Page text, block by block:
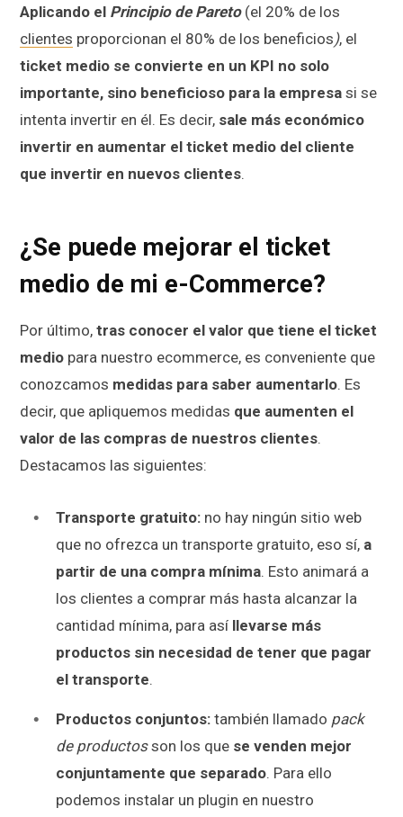
Aplicando el Principio de Pareto(el 20% de los
clientes proporcionan el 80% de los beneficios), el
ticket medio se convierte en un KPI no solo
importante, sino beneficioso para la empresa si se
intenta invertir en él. Es decir, sale más económico
invertir en aumentar el ticket medio del cliente
que invertir en nuevos clientes.
¿Se puede mejorar el ticket
medio de mi e-Commerce?
Por último, tras conocer el valor que tiene el ticket
medio para nuestro ecommerce, es conveniente que
conozcamos medidas para saber aumentarlo. Es
decir, que apliquemos medidas que aumenten el
valor de las compras de nuestros clientes.
Destacamos las siguientes:
Transporte gratuito: no hay ningún sitio web
que no ofrezca un transporte gratuito, eso sí, a
partir de una compra mínima. Esto animará a
los clientes a comprar más hasta alcanzar la
cantidad mínima, para así llevarse más
productos sin necesidad de tener que pagar
el transporte.
Productos conjuntos: también llamado pack
de productosson los que se venden mejor
conjuntamente que separado. Para ello
podemos instalar un plugin en nuestro